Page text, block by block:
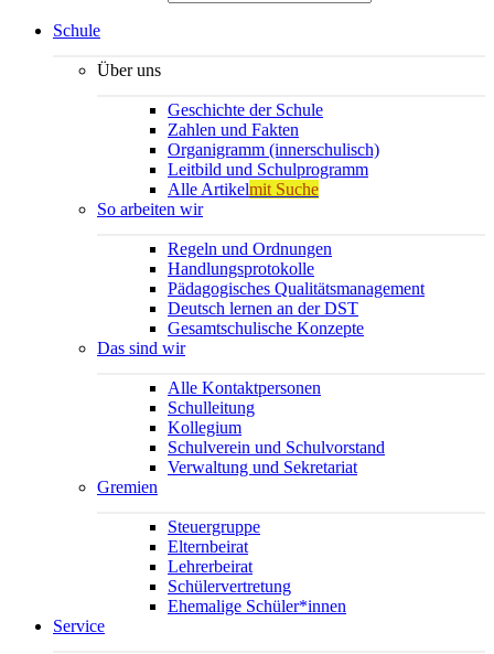
nach:
Schule
Über uns
Geschichte der Schule
Zahlen und Fakten
Organigramm (innerschulisch)
Leitbild und Schulprogramm
Alle Artikelmit Suche
So arbeiten wir
Regeln und Ordnungen
Handlungsprotokolle
Pädagogisches Qualitätsmanagement
Deutsch lernen an der DST
Gesamtschulische Konzepte
Das sind wir
Alle Kontaktpersonen
Schulleitung
Kollegium
Schulverein und Schulvorstand
Verwaltung und Sekretariat
Gremien
Steuergruppe
Elternbeirat
Lehrerbeirat
Schülervertretung
Ehemalige Schüler*innen
Service